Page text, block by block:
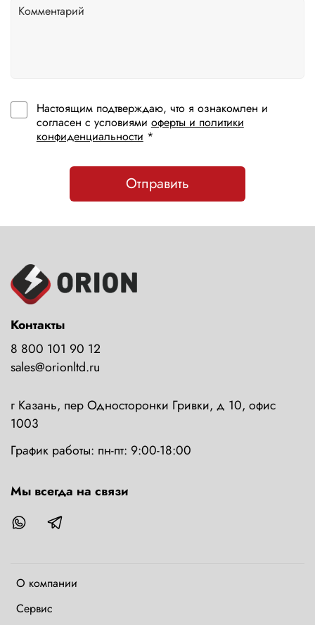
Настоящим подтверждаю, что я ознакомлен и
согласен с условиями оферты и политики
конфиденциальности *
Отправить
О компании
Сервис
Контакты
8 800 101 90 12
sales@orionltd.ru
г Казань, пер Односторонки Гривки, д 10, офис
1003
График работы: пн-пт: 9:00-18:00
Мы всегда на связи